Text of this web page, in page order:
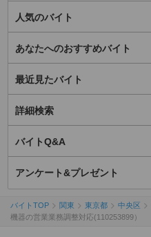
人気のバイト
あなたへのおすすめバイト
最近見たバイト
詳細検索
バイトQ&A
アンケート&プレゼント
バイトTOP 関東 東京都 中央区
機器の営業業務調整対応(110253899）